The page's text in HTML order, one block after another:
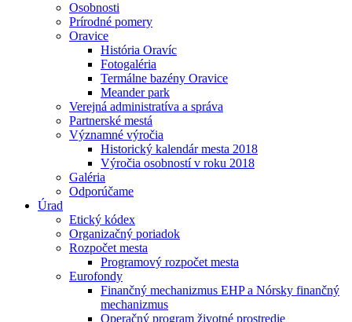
Osobnosti
Prírodné pomery
Oravice
História Oravíc
Fotogaléria
Termálne bazény Oravice
Meander park
Verejná administratíva a správa
Partnerské mestá
Významné výročia
Historický kalendár mesta 2018
Výročia osobností v roku 2018
Galéria
Odporúčame
Úrad
Etický kódex
Organizačný poriadok
Rozpočet mesta
Programový rozpočet mesta
Eurofondy
Finančný mechanizmus EHP a Nórsky finančný
mechanizmus
Operačný program životné prostredie